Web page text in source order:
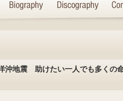
沖地震 助けたい一人でも多くの